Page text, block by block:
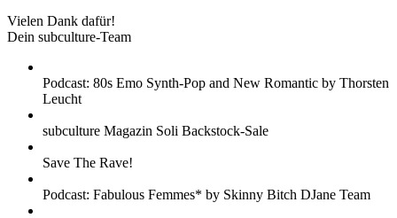
Vielen Dank dafür!
Dein subculture-Team
Podcast: 80s Emo Synth-Pop and New Romantic by Thorsten
Leucht
subculture Magazin Soli Backstock-Sale
Save The Rave!
Podcast: Fabulous Femmes* by Skinny Bitch DJane Team